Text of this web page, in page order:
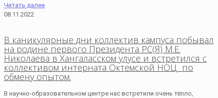
Читать далее
08.11.2022
В каникулярные дни коллектив кампуса побывал
на родине первого Президента РС(Я) М.Е.
Николаева в Хангаласском улусе и встретился с
коллективом интерната Октемской НОЦ по
обмену опытом.
В научно-образовательном центре нас встретили очень тёпло,